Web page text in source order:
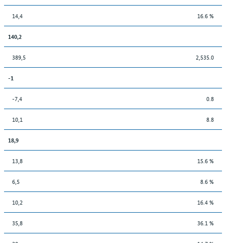
14,4 16.6 %
140,2
389,5 2,535.0
-1
-7,4 0.8
10,1 8.8
18,9
13,8 15.6 %
6,5 8.6 %
10,2 16.4 %
35,8 36.1 %